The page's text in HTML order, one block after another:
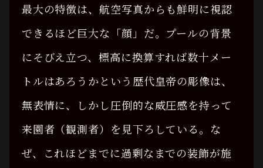
最大の特徴は、航空写真からも鮮明に視認
できるほど巨大な「顔」だ。プールの背景
にそびえ立つ、標高に換算すれば数十メー
トルはあろうかという歴代皇帝の彫像は、
無表情に、しかし圧倒的な威圧感を持って
来園者（観測者）を見下ろしている。な
ぜ、これほどまでに過剰なまでの装飾が施